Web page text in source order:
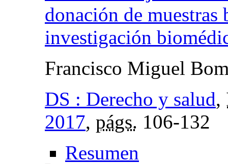
donación de
investigación
Francisco Miguel
DS : Derecho y salud,
2017, págs. 106-132
Resumen